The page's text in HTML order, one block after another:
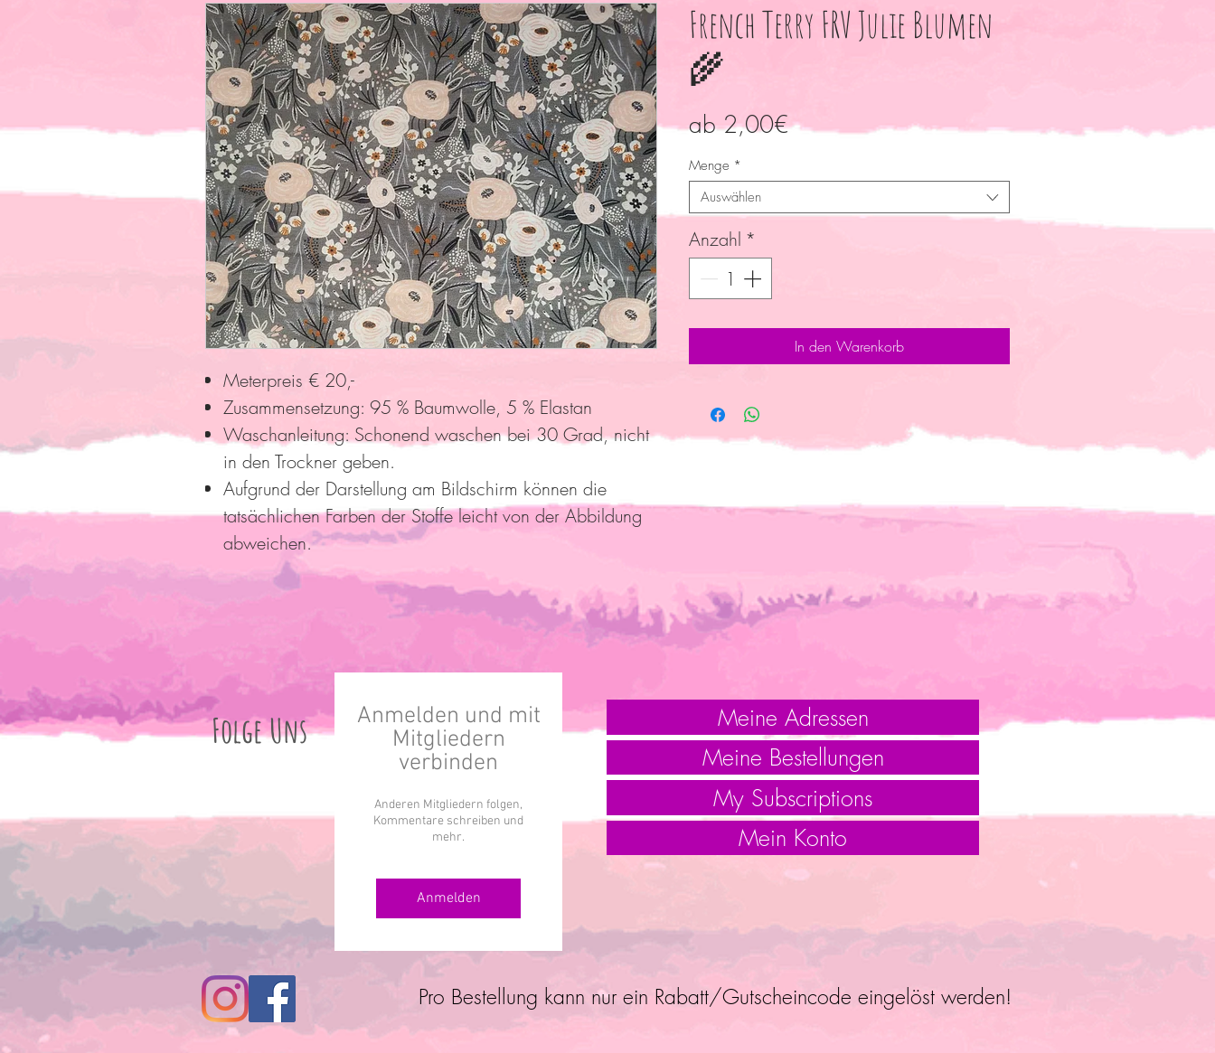
Meterpreis € 20,-
Zusammensetzung: 95 % Baumwolle, 5 % Elastan
Waschanleitung: Schonend waschen bei 30 Grad, nicht
in den Trockner geben.
Aufgrund der Darstellung am Bildschirm können die
tatsächlichen Farben der Stoffe leicht von der Abbildung
abweichen.
French Terry FRV Julie Blumen
🌾
ab2,00€Sale-
Menge *
Auswählen
Anzahl *
In den Warenkorb
Folge Uns
Anmelden und mit
Mitgliedern
verbinden
Anderen Mitgliedern folgen,
Kommentare schreiben und
mehr.
Anmelden
Meine Adressen
Meine Bestellungen
My Subscriptions
Mein Konto
Pro Bestellung kann nur ein Rabatt/Gutscheincode eingelöst werden!